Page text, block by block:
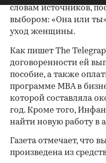
словам источников,
выбором: «Она или
уход женщины.
00:00
Как пишет The
договоренности ей
пособие, а также
программе MBA в
которой составляла
год. Кроме того,
найти новую работу в
Газета отмечает, что
произведена из